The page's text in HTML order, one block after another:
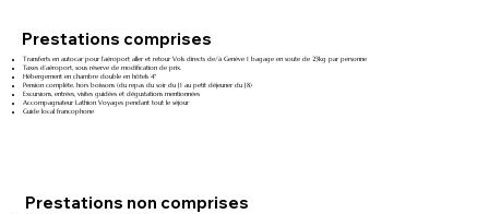
Prestations non comprises
Prestations comprises
Transferts en autocar pour l’aéroport aller et retour Vols directs de/à Genève 1 bagage en soute de 23kg par personne
Taxes d’aéroport, sous réserve de modification de prix.
Hébergement en chambre double en hôtels 4*
Pension complète, hors boissons (du repas du soir du J1 au petit déjeuner du J8)
Excursions, entrées, visites guidées et dégustations mentionnées
Accompagnateur Lathion Voyages pendant tout le séjour
Guide local francophone